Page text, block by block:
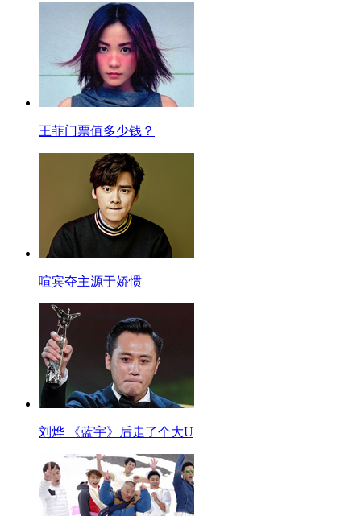
王菲门票值多少钱？
喧宾夺主源于娇惯
刘烨 《蓝宇》后走了个大U